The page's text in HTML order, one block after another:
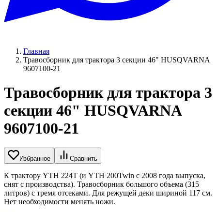
Главная
Травосборник для трактора 3 секции 46" HUSQVARNA
9607100-21
Травосборник для трактора 3
секции 46" HUSQVARNA
9607100-21
Избранное Сравнить
К трактору YTH 224T (и YTH 200Twin с 2008 года выпуска,
снят с производства). Травосборник большого объема (315
литров) с тремя отсеками. Для режущей деки шириной 117 см.
Нет необходимости менять ножи.